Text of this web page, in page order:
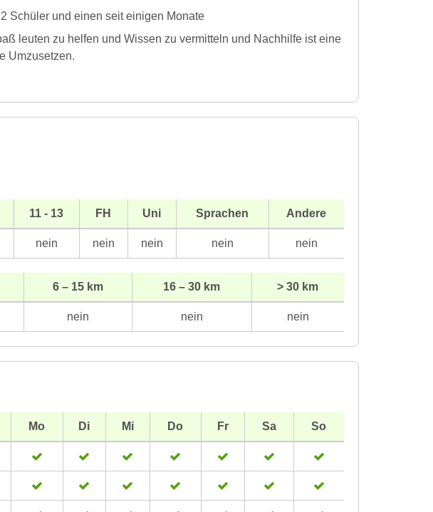
Schüler und einen seit einigen Monate
leuten zu helfen und Wissen zu vermitteln und Nachhilfe ist eine
Umzusetzen.
11 - 13 FH Uni Sprachen Andere
nein nein nein nein nein
6 – 15 km 16 – 30 km > 30 km
nein nein nein
Mo Di Mi Do Fr Sa So